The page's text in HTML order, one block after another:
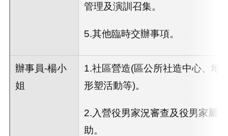
管理及演訓召集。
5.其他臨時交辦事項。
辦事員-楊小
姐
1.社區營造(區公所社造中心、地
形塑活動等)。
2.入營役男家況審查及役男家屬
助。